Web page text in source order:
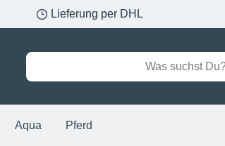
Lieferung per DHL
Aqua Pferd